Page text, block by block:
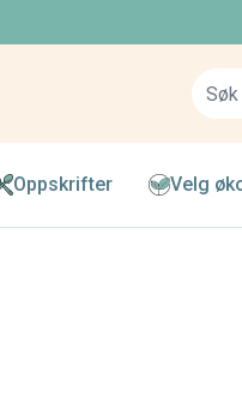
Oppskrifter Velg